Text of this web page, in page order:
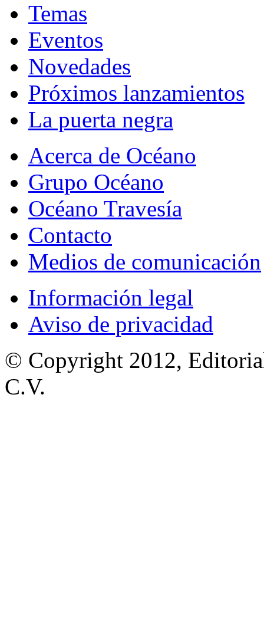
Temas
Eventos
Novedades
Próximos lanzamientos
La puerta negra
Acerca de Océano
Grupo Océano
Océano Travesía
Contacto
Medios de comunicación
Información legal
Aviso de privacidad
© Copyright 2012,
C.V.